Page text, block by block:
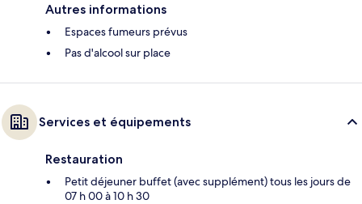
Autres informations
Espaces fumeurs prévus
Pas d'alcool sur place
Services et équipements
Restauration
Petit déjeuner buffet (avec supplément) tous les jours de
07 h 00 à 10 h 30